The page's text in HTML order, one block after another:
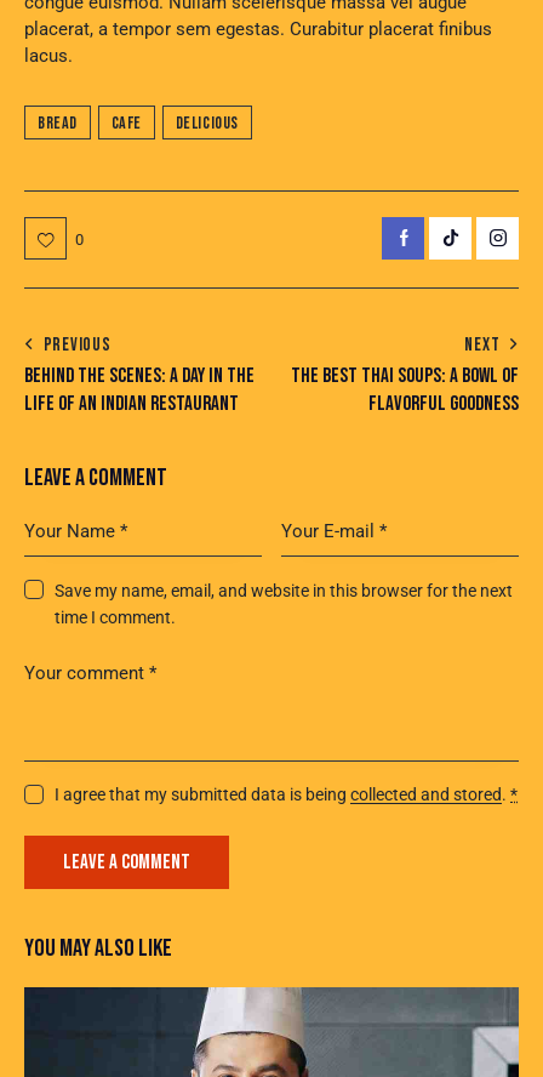
placerat, a tempor sem egestas. Curabitur placerat finibus
lacus.
Bread Cafe Delicious
0
PREVIOUS
BEHIND THE SCENES: A DAY IN THE
LIFE OF AN INDIAN RESTAURANT
NEXT
THE BEST THAI SOUPS: A BOWL OF
FLAVORFUL GOODNESS
LEAVE A COMMENT
Save my name, email, and website in this browser for the next
time I comment.
I agree that my submitted data is beingcollected and stored.*
YOU MAY ALSO LIKE